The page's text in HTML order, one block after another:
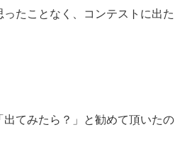
たことなく、コンテストに出た
てみたら？」と勧めて頂いたの